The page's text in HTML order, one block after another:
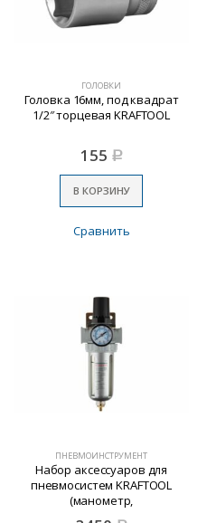
ГОЛОВКИ
Головка 16мм, под квадрат
1/2″ торцевая KRAFTOOL
155 Р
В КОРЗИНУ
Сравнить
ПНЕВМОИНСТРУМЕНТ
Набор аксессуаров для
пневмосистем KRAFTOOL
(манометр,
влагоотделитель)